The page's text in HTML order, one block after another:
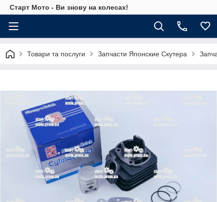
Старт Мото - Ви знову на колесах!
Товари та послуги Запчасти Японские Скутера